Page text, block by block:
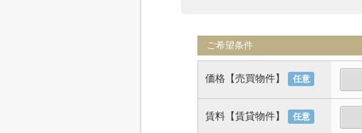
ご希望条件
価格【売買物件】 任意
賃料【賃貸物件】 任意